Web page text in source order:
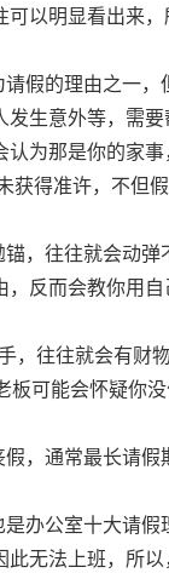
以明显看出来
假的理由之一
生意外等，需
为那是你的家
得准许，不但
，往往就会动
反而会教你用
，往往就会有财
可能会怀疑你
，通常最长请
办公室十大请
无法上班，所以